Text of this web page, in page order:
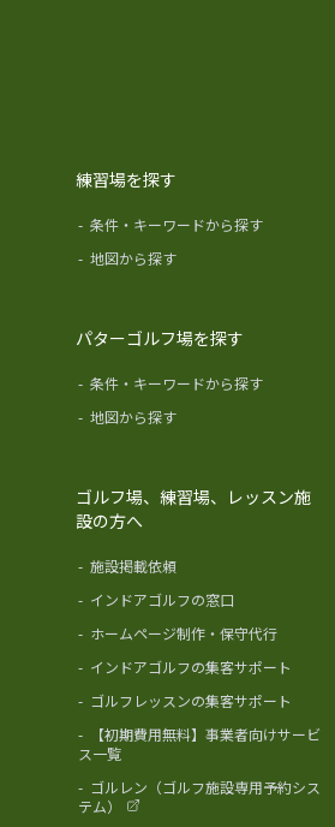
練習場を探す
- 条件・キーワードから探す
- 地図から探す
パターゴルフ場を探す
- 条件・キーワードから探す
- 地図から探す
ゴルフ場、練習場、レッスン施
設の方へ
- 施設掲載依頼
- インドアゴルフの窓口
- ホームページ制作・保守代行
- インドアゴルフの集客サポート
- ゴルフレッスンの集客サポート
-
【初期費用無料】事業者向けサービ
ス一覧
- ゴルレン（ゴルフ施設専用予約シス
テム）